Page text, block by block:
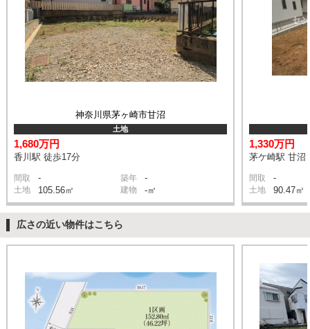
神奈川県茅ヶ崎市甘沼
土地
1,680万円
香川駅 徒歩17分
間取 - 築年 -
土地 105.56㎡ 建物 -㎡
1,330万円
茅ケ崎駅 甘沼
間取 -
土地 90.47㎡
広さの近い物件はこちら